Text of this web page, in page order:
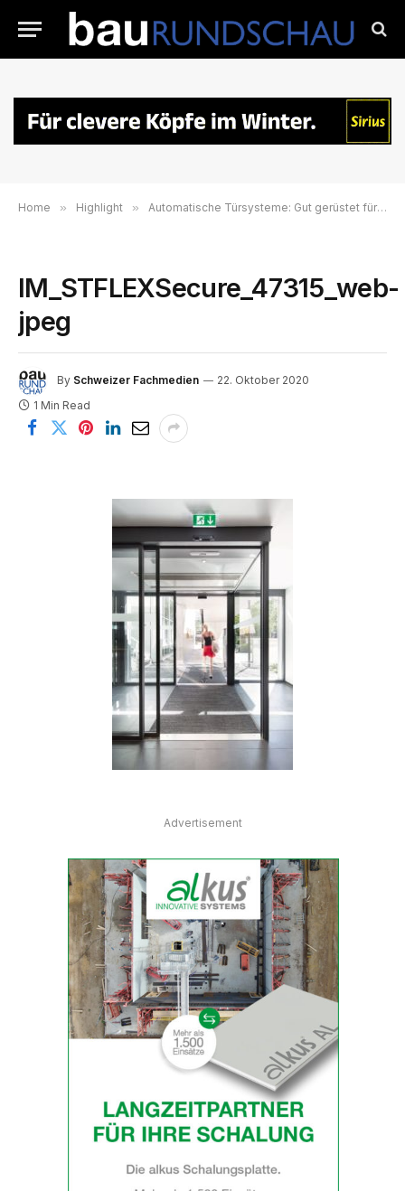
Home » Highlight » Automatische Türsysteme: Gut gerüstet für die kalte Jahreszeit
IM_STFLEXSecure_47315_web-
jpeg
By Schweizer Fachmedien
22. Oktober 2020
1 Min Read
Advertisement